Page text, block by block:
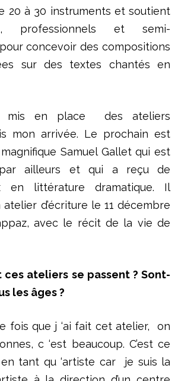
20 à 30 instruments et soutient
professionnels et semi-
concevoir des compositions
sur des textes chantés en
mis en place des ateliers
mon arrivée. Le prochain est
Samuel Gallet qui est
par ailleurs et qui a reçu de
en littérature dramatique. Il
d’écriture le 11 décembre
avec le récit de la vie de
ces ateliers se passent ? Sont-
les âges ?
fois que j ‘ai fait cet atelier, on
c ‘est beaucoup. C’est ce
en tant qu ‘artiste car je suis la